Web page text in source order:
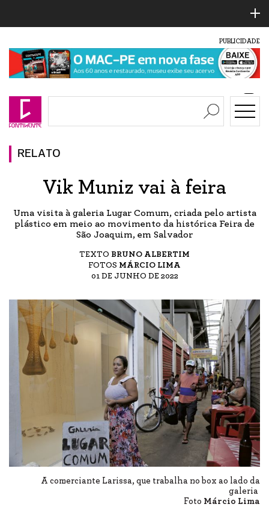
PUBLICIDADE
RELATO
Vik Muniz vai à feira
Uma visita à galeria Lugar Comum, criada pelo artista
plástico em meio ao movimento da histórica Feira de
São Joaquim, em Salvador
TEXTO BRUNO ALBERTIM
FOTOS MÁRCIO LIMA
01 DE JUNHO DE 2022
A comerciante Larissa, que trabalha no box ao lado da
galeria
Foto Márcio Lima